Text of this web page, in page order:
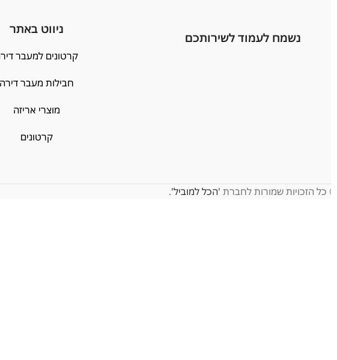
נשמח לעמוד לשירותכם
ניווט באתר
קרטונים למעבר דירה
חבילות מעבר דירה
מוצרי אריזה
קרטונים
הזכויות שמורות לחברת'הכל למוביל'.